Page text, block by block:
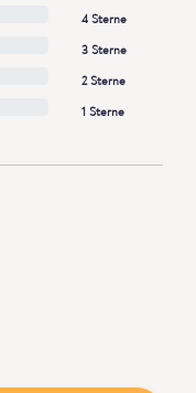
4 Sterne
3 Sterne
2 Sterne
1 Sterne